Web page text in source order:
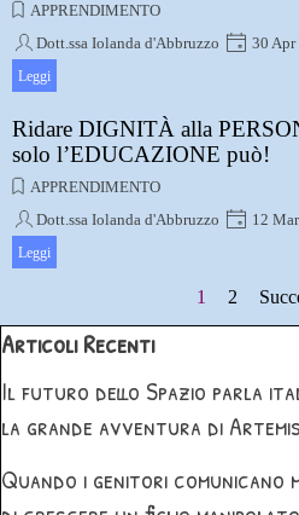
APPRENDIMENTO
Dott.ssa Iolanda d'Abbruzzo
30 Apr
Bisogna avere il coraggio e la capacità di
da soli, di recuperare i propri spazi, di
interiore), per dare forza a se stessi
Leggi
Ridare DIGNITÀ alla
solo l’EDUCAZIONE può!
APPRENDIMENTO
Dott.ssa Iolanda d'Abbruzzo
12
L’educazione è una necessità vitale
umano, è un suo diritto e dovere di attribuire
significato alla propria esistenza
Leggi
Pagina
1 Vai a
2
Salta blocco Articoli Recenti
Articoli Recenti
Il futuro dello Spazio parla
la grande avventura di Artemis
Quando i genitori comunicano